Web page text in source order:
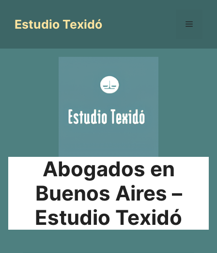
contenido
Estudio Texidó Menú
Abogados en
Buenos Aires –
Estudio Texidó